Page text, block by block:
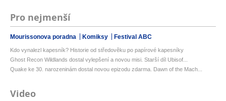
Pro nejmenší
Mourissonova poradna Komiksy Festival ABC
Kdo vynalezl kapesník? Historie od středověku po papírové kapesníky
Ghost Recon Wildlands dostal vylepšení a novou misi. Starší díl Ubisof...
Quake ke 30. narozeninám dostal novou epizodu zdarma. Dawn of the Mach...
Video